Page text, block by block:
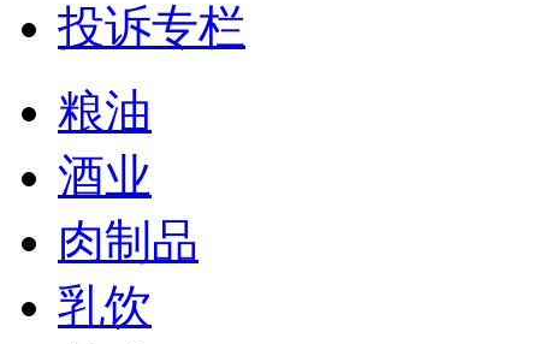
投诉专栏
粮油
酒业
肉制品
乳饮